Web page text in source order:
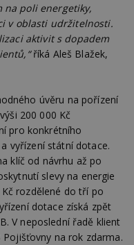
na poli energetiky,
v oblasti udržitelnosti.
aktivit s dopadem
říká Aleš Blažek,
úvěru na pořízení
200 000 Kč
pro konkrétního
vyřízení státní dotace.
klíč od návrhu až po
slevy na energie
rozdělené do tří po
dotace získá zpět
V neposlední řadě klient
na rok zdarma.